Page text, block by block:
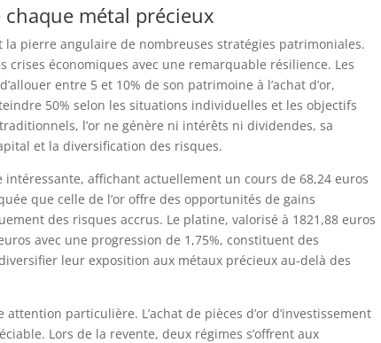
chaque métal précieux
pierre angulaire de nombreuses stratégies patrimoniales.
économiques avec une remarquable résilience. Les
entre 5 et 10% de son patrimoine à l’achat d’or,
50% selon les situations individuelles et les objectifs
l’or ne génère ni intérêts ni dividendes, sa
et la diversification des risques.
affichant actuellement un cours de 68,24 euros
que celle de l’or offre des opportunités de gains
des risques accrus. Le platine, valorisé à 1821,88 euros
avec une progression de 1,75%, constituent des
leur exposition aux métaux précieux au-delà des
particulière. L’achat de pièces d’or d’investissement
Lors de la revente, deux régimes s’offrent aux